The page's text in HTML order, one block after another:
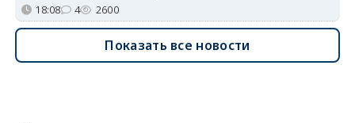
18:08 4 2600
Показать все новости